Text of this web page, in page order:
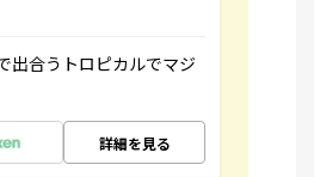
出合うトロピカルでマジ
詳細を見る